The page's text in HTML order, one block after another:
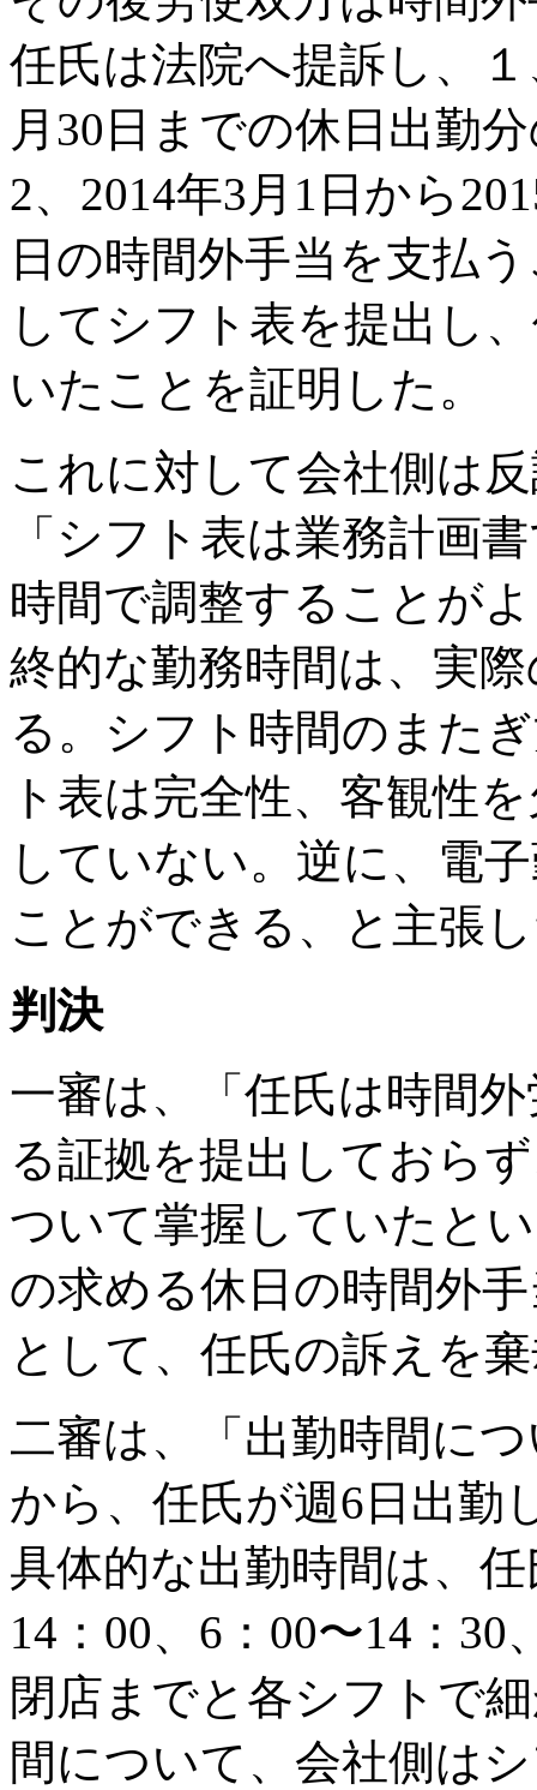
任氏は法院へ提訴し、
月30日までの休日出勤
2、2014年3月1日から
日の時間外手当を支払
してシフト表を提出し
いたことを証明した。
これに対して会社側は
「シフト表は業務計画
時間で調整することが
終的な勤務時間は、実
る。シフト時間のまた
ト表は完全性、客観性
していない。逆に、電
ことができる、と主張
判決
一審は、「任氏は時間
る証拠を提出しておら
ついて掌握していたと
の求める休日の時間外
として、任氏の訴えを
二審は、「出勤時間に
から、任氏が週6日出勤
具体的な出勤時間は、
14：00、6：00〜14：30
閉店までと各シフトで
間について、会社側は